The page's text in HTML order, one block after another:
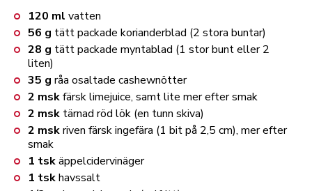
120 ml vatten
56 g tätt packade korianderblad (2 stora buntar)
28 g tätt packade myntablad (1 stor bunt eller 2
liten)
35 g råa osaltade cashewnötter
2 mskfärsk limejuice, samt lite mer efter smak
2 msk tärnad röd lök (en tunn skiva)
2 mskriven färsk ingefära (1 bit på 2,5 cm), mer efter
smak
1 tskäppelcidervinäger
1 tskhavssalt